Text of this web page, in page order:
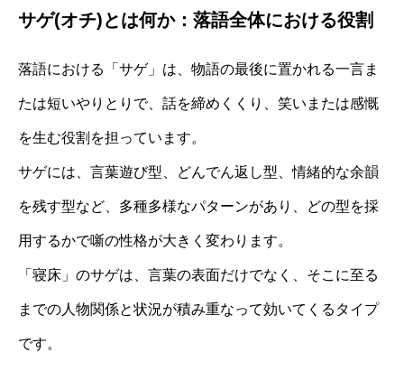
サゲ(オチ)とは何か：落語全体における役割
落語における「サゲ」は、物語の最後に置かれる一言ま
たは短いやりとりで、話を締めくくり、笑いまたは感慨
を生む役割を担っています。
サゲには、言葉遊び型、どんでん返し型、情緒的な余韻
を残す型など、多種多様なパターンがあり、どの型を採
用するかで噺の性格が大きく変わります。
「寝床」のサゲは、言葉の表面だけでなく、そこに至る
までの人物関係と状況が積み重なって効いてくるタイプ
です。